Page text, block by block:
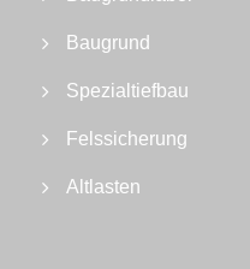
Baugrund
Spezialtiefbau
Felssicherung
Altlasten